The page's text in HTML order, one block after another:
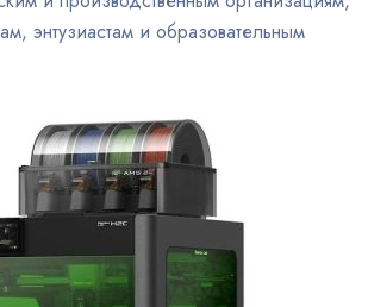
энтузиастам и образовательным